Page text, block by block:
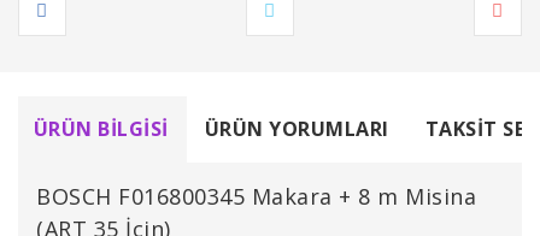
ÜRÜN BILGISI ÜRÜN YORUMLARI TAKSIT
BOSCH F016800345 Makara + 8 m Misina
(ART 35 İçin)